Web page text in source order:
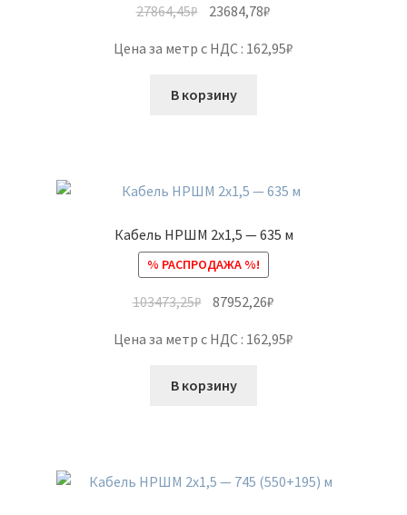
27864,45₽ 23684,78₽
Цена за метр с НДС : 162,95₽
В корзину
Кабель НРШМ 2х1,5 — 635 м
% РАСПРОДАЖА %!
103473,25₽ 87952,26₽
Цена за метр с НДС : 162,95₽
В корзину